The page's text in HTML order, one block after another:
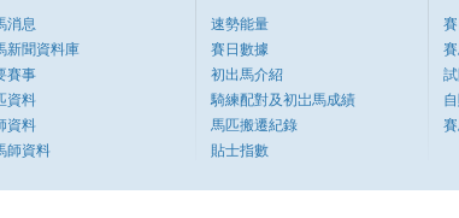
消息
新聞資料庫
賽事
資料
資料
師資料
速勢能量
賽日數據
初出馬介紹
騎練配對及初岀馬成績
馬匹搬遷紀錄
貼士指數